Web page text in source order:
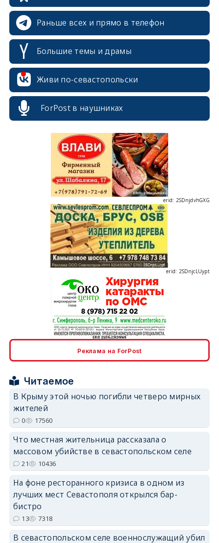
Раньше всех и прямо в телефон
Большие темы и драмы
Живи по-севастопольски
ForPost в наушниках
erid: 2SDnjdvhGXG
erid: 2SDnjcLUypt
erid: 2SDnjcrDNw6
erid: 2SDnjdvhGXG
Реклама на ForPost
Читаемое
В Крыму этой ночью погибли четверо мирных
жителей
0 17560
Что местная жительница рассказала о
массовом убийстве в севастопольском селе
21 10436
На фоне ресторанного кризиса в одном из
лучших мест Севастополя открылся бар-
бистро
13 7318
В севастопольском селе военнослужащий убил